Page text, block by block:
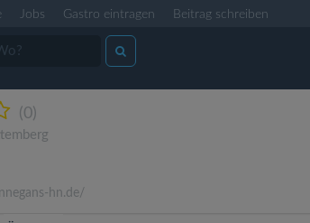
Jobs Gastro eintragen Beitrag schreiben
(0)
hn.de/